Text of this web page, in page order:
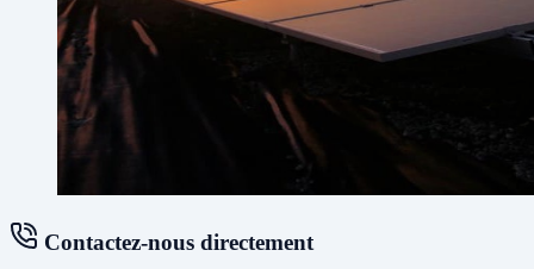
Contactez-nous directement